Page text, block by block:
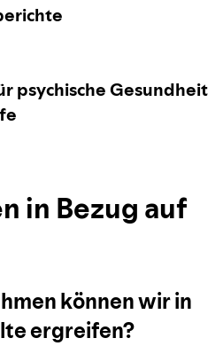
Eltern und
von Wahlen bei Spotify
für gefährliche und täuschende
psychische Gesundheit
in Bezug auf
können wir in
ergreifen?